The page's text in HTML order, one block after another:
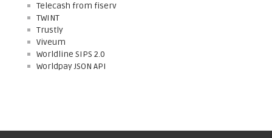
Telecash from fiserv
TWINT
Trustly
Viveum
Worldline SIPS 2.0
Worldpay JSON API